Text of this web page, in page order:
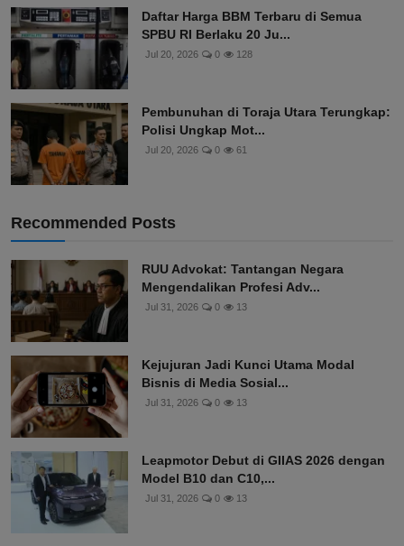
Daftar Harga BBM Terbaru di Semua
SPBU RI Berlaku 20 Ju...
Jul 20, 2026 0 128
Pembunuhan di Toraja Utara Terungkap:
Polisi Ungkap Mot...
Jul 20, 2026 0 61
Recommended Posts
RUU Advokat: Tantangan Negara
Mengendalikan Profesi Adv...
Jul 31, 2026 0 13
Kejujuran Jadi Kunci Utama Modal
Bisnis di Media Sosial...
Jul 31, 2026 0 13
Leapmotor Debut di GIIAS 2026 dengan
Model B10 dan C10,...
Jul 31, 2026 0 13